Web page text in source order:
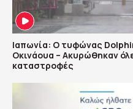
Ιαπωνία: Ο τυφώνας
Οκινάουα – Ακυρώθηκαν
καταστροφές